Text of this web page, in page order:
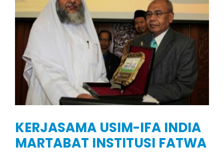
KERJASAMA USIM-IFA INDIA
MARTABAT INSTITUSI FATWA